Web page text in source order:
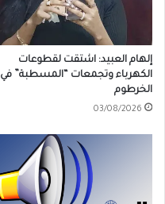
إلهام العبيد: اشتقت لقطوعات
الكهرباء وتجمعات “المسطبة” في
الخرطوم
03/08/2026